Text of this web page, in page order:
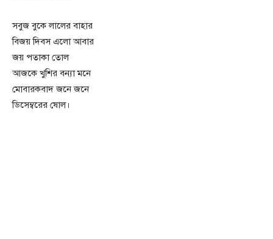
সবুজ বুকে লালের বাহার
বিজয় দিবস এলো আবার
জয় পতাকা তোল
আজকে খুশির বন্যা মনে
মোবারকবাদ জনে জনে
ডিসেম্বরের ষোল।